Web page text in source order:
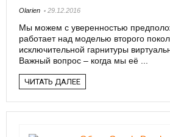
Olarien 29.12.2016
Мы можем с уверенностью
работает над моделью второго
исключительной гарнитуры
Важный вопрос – когда мы её ...
ЧИТАТЬ ДАЛЕЕ